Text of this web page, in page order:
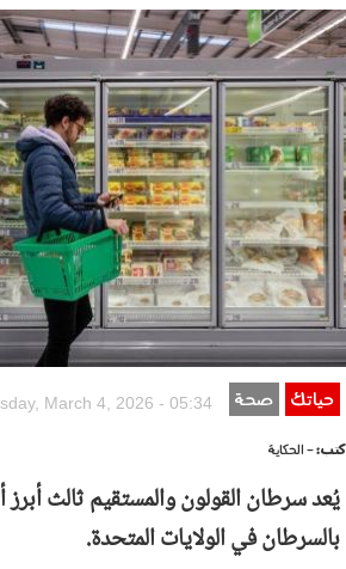
040304.jpg
حياتك صحة March 4, 2026 - 05:34
كتب:- الحكاية
يُعد سرطان القولون والمستقيم ثالث أبرز
بالسرطان في الولايات المتحدة.